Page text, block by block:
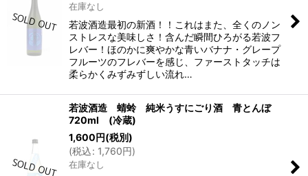
在庫なし
若波酒造最初の新酒！！これはまた、全くのノン
ストレスな美味しさ！含んだ瞬間ひろがる若波フ
レバー！ほのかに爽やかな青いバナナ・グレープ
フルーツのフレバーを感じ、ファーストタッチは
柔らかくみずみずしい流れ…
若波酒造 蜻蛉 純米うすにごり酒 青とんぼ
720ml (冷蔵)
1,600円(税別)
(税込: 1,760円)
在庫なし